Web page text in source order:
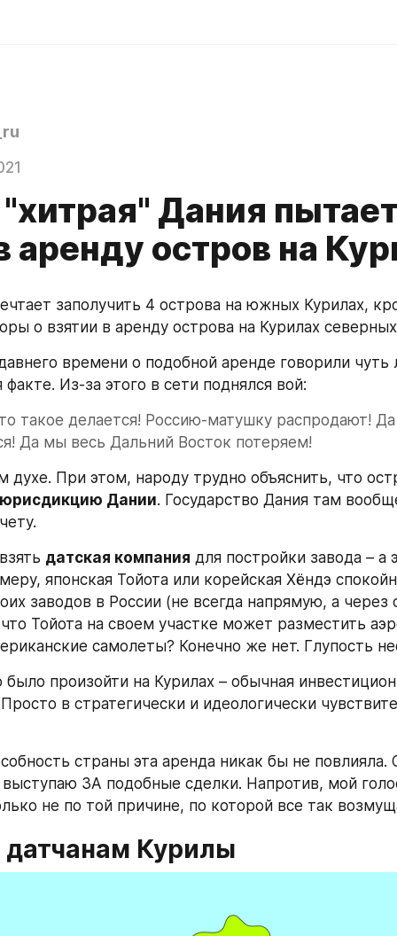
Дания
аренду остров на
заполучить 4 острова на южных Курилах,
о взятии в аренду острова на Курилах
времени о подобной аренде говорили чуть
Из-за этого в сети поднялся вой:
такое делается! Россию-матушку распродают!
Да мы весь Дальний Восток потеряем!
духе. При этом, народу трудно объяснить, что
Дании. Государство Дания там
датская компания для постройки завода – а
японская Тойота или корейская Хёндэ
заводов в России (не всегда напрямую, а через
Тойота на своем участке может разместить
самолеты? Конечно же нет. Глупость
произойти на Курилах – обычная
в стратегически и идеологически
страны эта аренда никак бы не повлияла.
выступаю ЗА подобные сделки. Напротив, мой
не по той причине, по которой все так
датчанам Курилы